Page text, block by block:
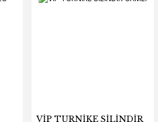
VİP TURNİKE SİLİNDİR